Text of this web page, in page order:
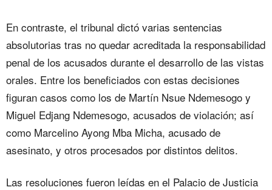
En contraste, el tribunal dictó varias sentencias
absolutorias tras no quedar acreditada la responsabilidad
penal de los acusados durante el desarrollo de las vistas
orales. Entre los beneficiados con estas decisiones
figuran casos como los de Martín Nsue Ndemesogo y
Miguel Edjang Ndemesogo, acusados de violación; así
como Marcelino Ayong Mba Micha, acusado de
asesinato, y otros procesados por distintos delitos.
Las resoluciones fueron leídas en el Palacio de Justicia